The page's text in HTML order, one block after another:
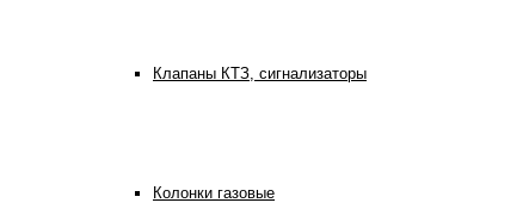
Клапаны КТЗ, сигнализаторы
Колонки газовые